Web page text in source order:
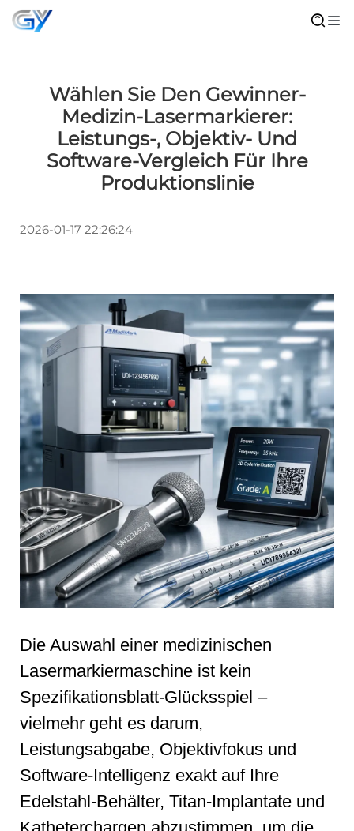
Wählen Sie Den Gewinner-
Medizin-Lasermarkierer:
Leistungs-, Objektiv- Und
Software-Vergleich Für Ihre
Produktionslinie
2026-01-17 22:26:24
Die Auswahl einer medizinischen
Lasermarkiermaschine ist kein
Spezifikationsblatt-Glücksspiel –
vielmehr geht es darum,
Leistungsabgabe, Objektivfokus und
Software-Intelligenz exakt auf Ihre
Edelstahl-Behälter, Titan-Implantate und